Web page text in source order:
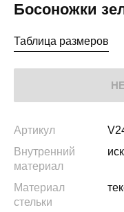
Босоножки
Таблица размеров
Артикул
Внутренний
материал
Материал
стельки